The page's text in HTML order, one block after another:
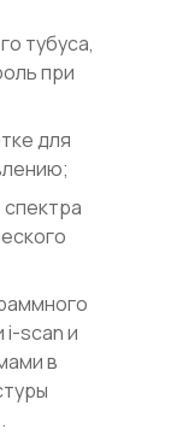
тубуса,
при
для
i-scan и
в